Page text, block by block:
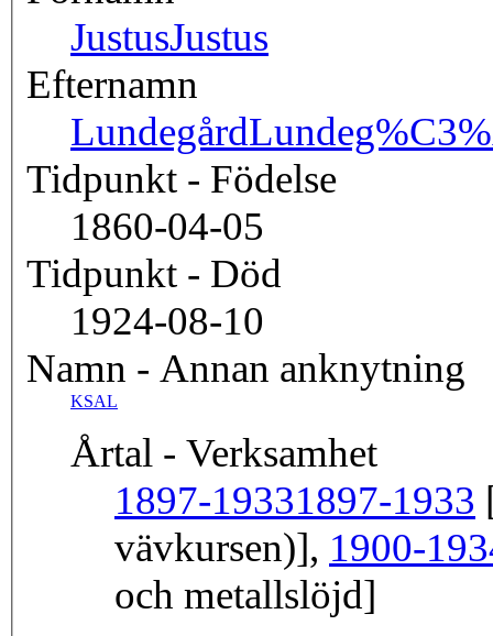
JustusJustus
Efternamn
Lundegård
Tidpunkt - Födelse
1860-04-05
Tidpunkt - Död
1924-08-10
Namn - Annan anknytning
KSAL
Årtal - Verksamhet
1897-19331897-1933
vävkursen)], 1900-
och metallslöjd]